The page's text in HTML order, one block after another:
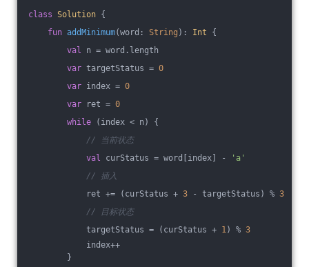
class Solution {
fun addMinimum(word: String ) : Int {
val n = word.length
var targetStatus = 0
var index = 0
var ret = 0
while (index < n) {
// 当前状态
val curStatus = word[index] -
'a'
// 插入
ret += (curStatus + 3 - targetStatus) % 3
// 目标状态
targetStatus = (curStatus + 1) % 3
index++
}